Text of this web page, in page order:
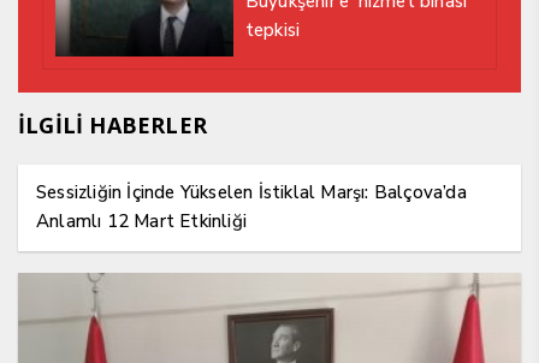
tepkisi
İLGİLİ HABERLER
Sessizliğin İçinde Yükselen İstiklal Marşı: Balçova’da
Anlamlı 12 Mart Etkinliği